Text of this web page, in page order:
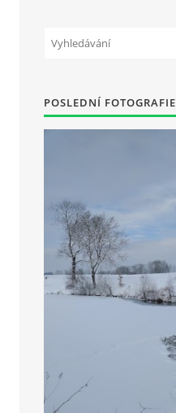
POSLEDNÍ FOTOGRAFIE